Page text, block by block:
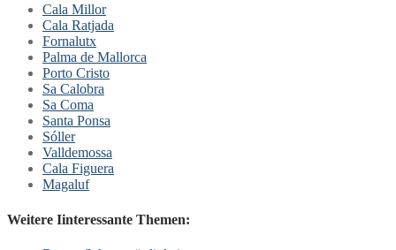
Cala Millor
Cala Ratjada
Fornalutx
Palma de Mallorca
Porto Cristo
Sa Calobra
Sa Coma
Santa Ponsa
Sóller
Valldemossa
Cala Figuera
Magaluf
Weitere Iinteressante Themen: